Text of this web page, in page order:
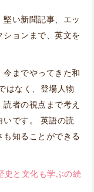
い新聞記事、エッ
ョンまで、英文を
までやってきた和
なく、登場人物
者の視点まで考え
いです。 英語の読
知ることができる
史と文化も学ぶの続